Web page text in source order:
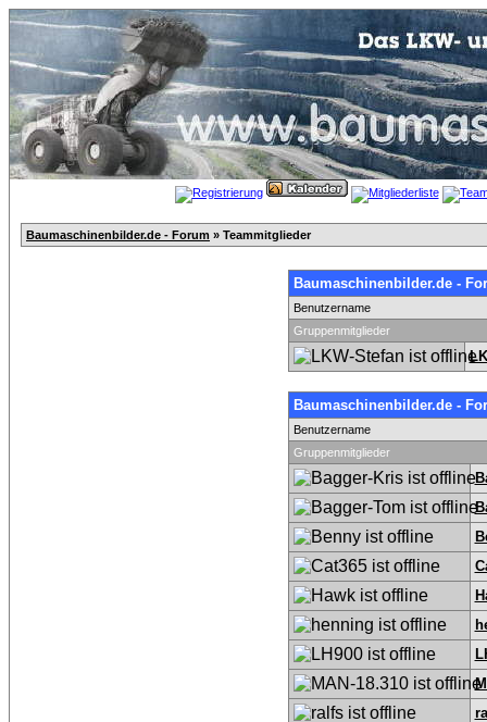
Baumaschinenbilder.de - Forum » Teammitglieder
Baumaschinenbilder.de -
Benutzername
Gruppenmitglieder
Baumaschinenbilder.de -
Benutzername
Gruppenmitglieder